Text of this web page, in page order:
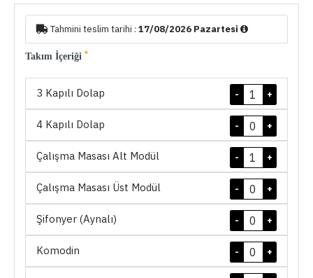
Tahmini teslim tarihi : 17/08/2026 Pazartesi
Takım İçeriği
3 Kapılı Dolap +
-
4 Kapılı Dolap +
-
Çalışma Masası Alt Modül +
-
Çalışma Masası Üst Modül +
-
Şifonyer (Aynalı) +
-
Komodin +
-